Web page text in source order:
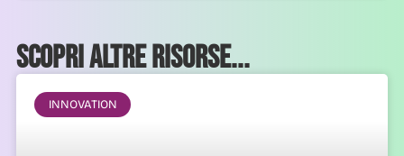
Scopri altre risorse...
INNOVATION